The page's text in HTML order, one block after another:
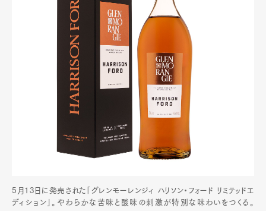
5月13日に発売された「グレンモーレンジィ ハリソン・フォード リミテッドエ
ディション」。やわらかな苦味と酸味の刺激が特別な味わいをつくる。